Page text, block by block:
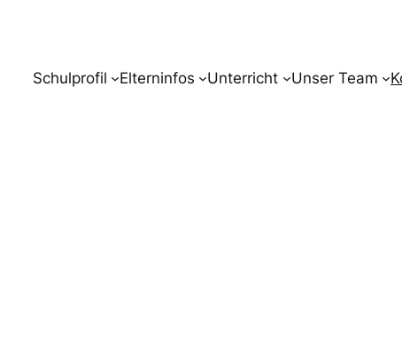
Schulprofil Elterninfos Unterricht Unser Team